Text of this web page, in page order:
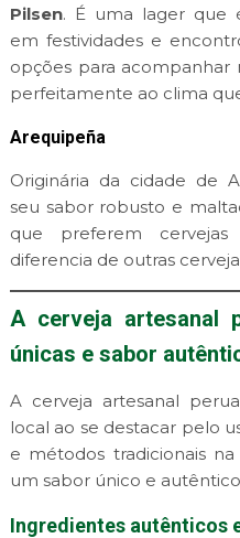
Pilsen. É uma lager que
em festividades e
opções para acompanhar
perfeitamente ao clima
Arequipeña
Originária da cidade de
seu sabor robusto e
que preferem
diferencia de outras
A cerveja artesanal
únicas e sabor
A cerveja artesanal
local ao se destacar pelo
e métodos tradicionais
um sabor único e
Ingredientes autênticos